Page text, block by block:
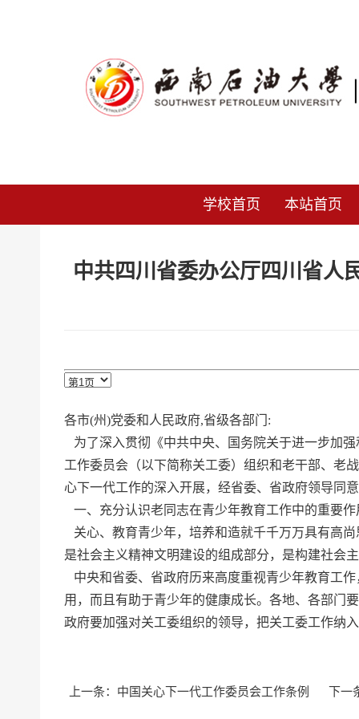
学校首页 本站首页
中共四川省委办公厅四川省人
各市(州)党委和人民政府,省级各部门:
为了深入贯彻《中共中央、国务院关于进一步加
工作委员会（以下简称关工委）组织和老干部、老
心下一代工作的深入开展，经省委、省政府领导同
一、充分认识老同志在青少年教育工作中的重要作
关心、教育青少年，培养和造就千千万万具有高
是社会主义精神文明建设的组成部分，是构建社会
中央和省委、省政府历来高度重视青少年教育工
用，而且有助于青少年的健康成长。各地、各部门
政府要加强对关工委组织的领导，把关工委工作纳
上一条： 中国关心下一代工作委员会工作条例 下一